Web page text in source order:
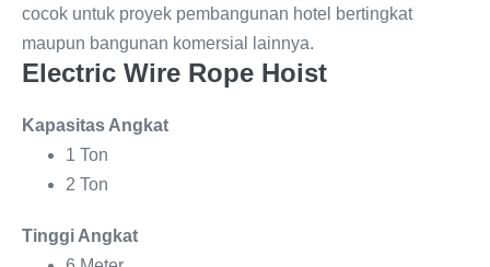
cocok untuk proyek pembangunan hotel bertingkat
maupun bangunan komersial lainnya.
Electric Wire Rope Hoist
Kapasitas Angkat
1 Ton
2 Ton
Tinggi Angkat